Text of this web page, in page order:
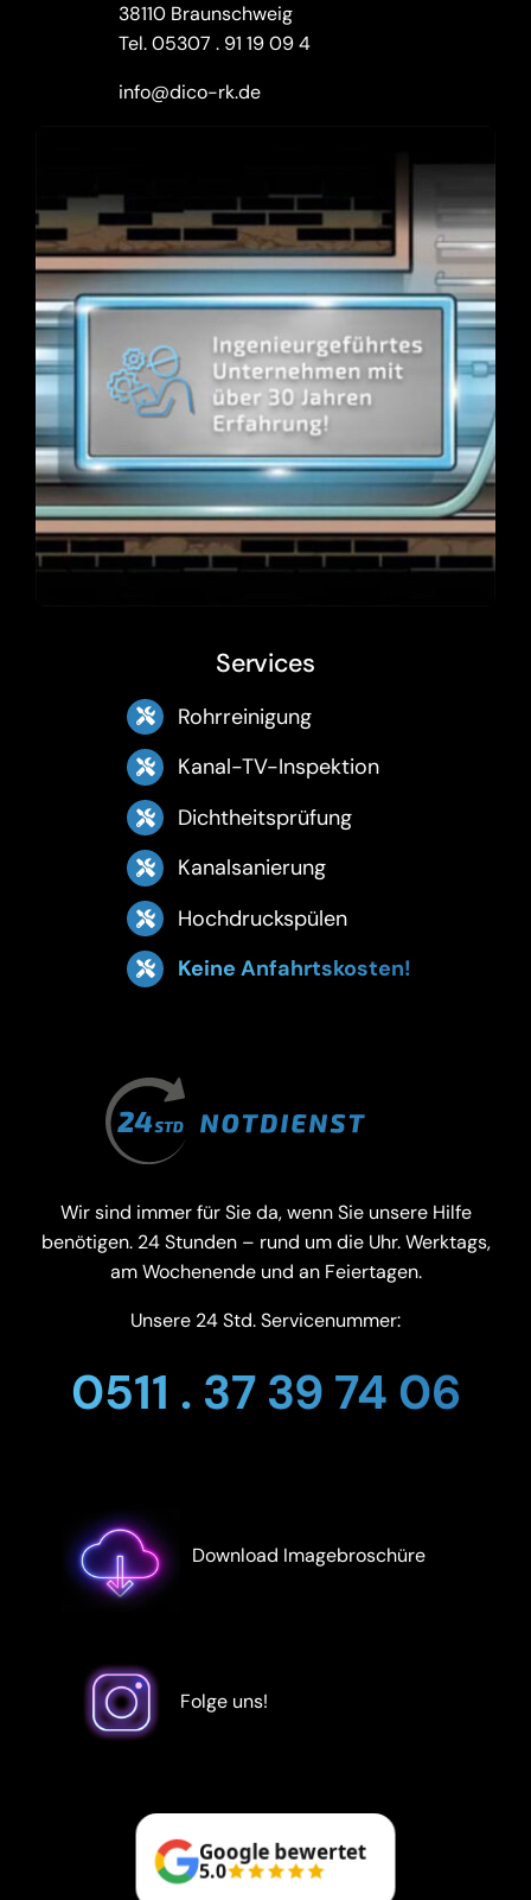
38110 Braunschweig
Tel.05307 . 91 19 09 4
info@dico-rk.de
Services
Rohrreinigung
Kanal-TV-Inspektion
Dichtheitsprüfung
Kanalsanierung
Hochdruckspülen
Keine Anfahrtskosten!
Wir sind immer für Sie da, wenn Sie unsere Hilfe
benötigen. 24 Stunden – rund um die Uhr. Werktags,
am Wochenende und an Feiertagen.
Unsere 24 Std. Servicenummer:
0511 . 37 39 74 06
Download Imagebroschüre
Folge uns!
Google bewertet
5.0